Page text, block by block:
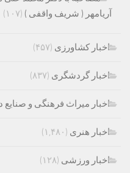
آریامهر ( شریف واقفی ) (۱۰۷)
اخبار کشاورزی (۴۵۷)
اخبار گردشگری (۸۳۷)
اخبار میراث فرهنگی و
اخبار هنری (۱,۴۸۰)
اخبار ورزشی (۱۲۸)